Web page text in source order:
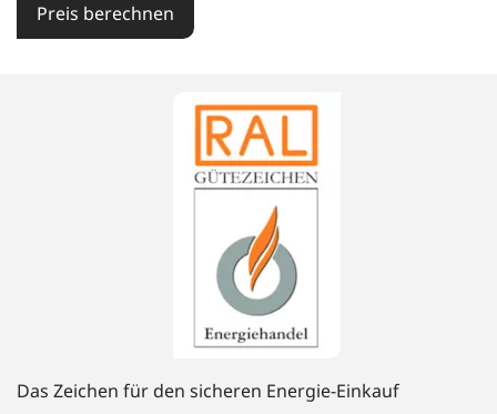
Preis berechnen
Das Zeichen für den sicheren Energie-Einkauf